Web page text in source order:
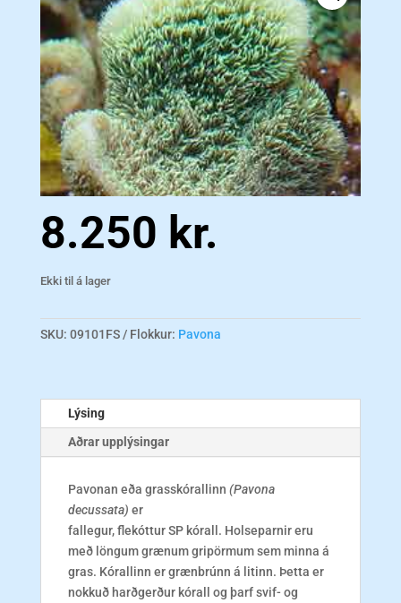
8.250 kr.
Ekki til á lager
SKU: 09101FS Flokkur: Pavona
Lýsing
Aðrar upplýsingar
Pavonan eða grasskórallinn (Pavona
decussata) er
fallegur, flekóttur SP kórall. Holseparnir eru
með löngum grænum gripörmum sem minna á
gras. Kórallinn er grænbrúnn á litinn. Þetta er
nokkuð harðgerður kórall og þarf svif- og